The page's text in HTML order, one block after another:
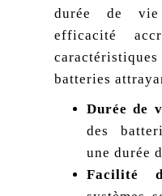
durée de
efficacité
batteries
Durée de
des
une durée
Facilité